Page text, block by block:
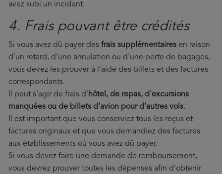
avez subi un incident.
4. Frais pouvant être crédités
Si vous avez dû payer des frais supplémentaires en raison
d'un retard, d'une annulation ou d'une perte de bagages,
vous devez les prouver à l'aide des billets et des factures
correspondants.
Il peut s'agir de frais d'hôtel, de repas, d'excursions
manquées ou de billets d'avion pour d'autres vols.
Il est important que vous conserviez tous les reçus et
factures originaux et que vous demandiez des factures
aux établissements où vous avez dû payer.
Si vous devez faire une demande de remboursement,
vous devrez prouver toutes les dépenses afin d'obtenir